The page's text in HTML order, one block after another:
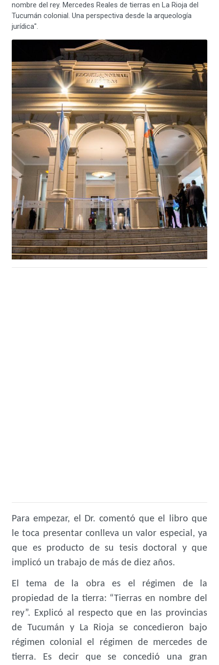
nombre del rey. Mercedes Reales de tierras en La Rioja del
Tucumán colonial. Una perspectiva desde la arqueología
jurídica".
Para empezar, el Dr. comentó que el libro que
le toca presentar conlleva un valor especial, ya
que es producto de su tesis doctoral y que
implicó un trabajo de más de diez años.
El tema de la obra es el régimen de la
propiedad de la tierra: “Tierras en nombre del
rey”. Explicó al respecto que en las provincias
de Tucumán y La Rioja se concedieron bajo
régimen colonial el régimen de mercedes de
tierra. Es decir que se concedió una gran